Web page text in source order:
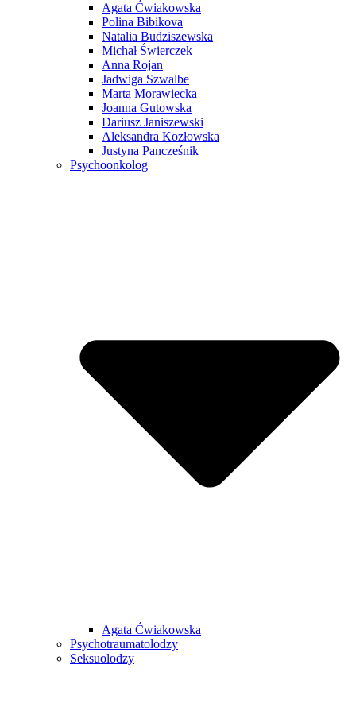
Agata Ćwiakowska
Polina Bibikova
Natalia Budziszewska
Michał Świerczek
Anna Rojan
Jadwiga Szwalbe
Marta Morawiecka
Joanna Gutowska
Dariusz Janiszewski
Aleksandra Kozłowska
Justyna Pancześnik
Psychoonkolog
Agata Ćwiakowska
Psychotraumatolodzy
Seksuolodzy